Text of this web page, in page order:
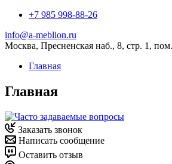
+7 985 998-88-26
info@a-meblion.ru
Москва, Пресненская наб., 8, стр. 1,
Главная
Главная
Заказать звонок
Написать сообщение
Оставить отзыв